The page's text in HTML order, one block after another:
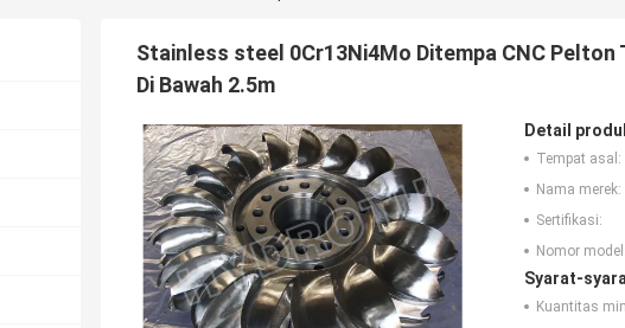
Stainless steel 0Cr13Ni4Mo Ditempa CNC
Di Bawah 2.5m
Detail
Tempat asal:
Nama merek:
Sertifikasi:
Nomor model:
Syarat-
Kuantitas